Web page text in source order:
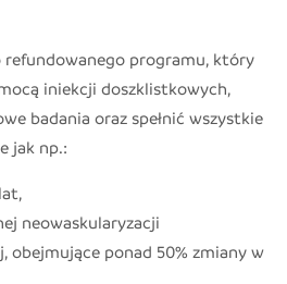
refundowanego programu, który
iniekcji doszklistkowych,
badania oraz spełnić wszystkie
jak np.:
neowaskularyzacji
obejmujące ponad 50% zmiany w